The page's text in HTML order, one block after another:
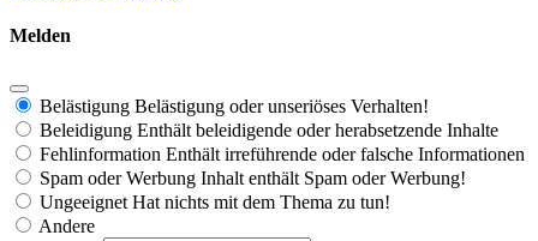
Melden
Belästigung Belästigung oder unseriöses Verhalten!
Beleidigung Enthält beleidigende oder herabsetzende Inhalte
Fehlinformation Enthält irreführende oder falsche Informationen
Spam oder Werbung Inhalt enthält Spam oder Werbung!
Ungeeignet Hat nichts mit dem Thema zu tun!
Andere